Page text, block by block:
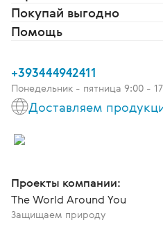
Покупай выгодно
Помощь
+393444942411
Понедельник - пятница 9:00 -
Доставляем
Проекты компании:
The World Around You
Защищаем природу